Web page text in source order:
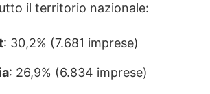
il territorio nazionale:
: 30,2% (7.681 imprese)
: 26,9% (6.834 imprese)